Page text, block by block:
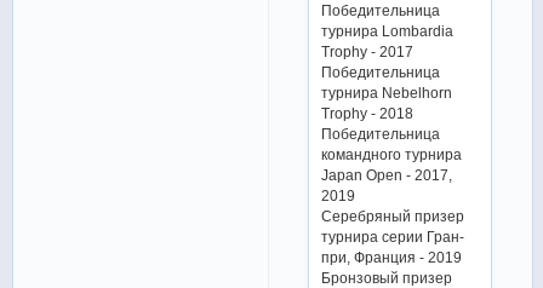
Победительница
турнира Lombardia
Trophy - 2017
Победительница
турнира Nebelhorn
Trophy - 2018
Победительница
командного турнира
Japan Open - 2017,
2019
Серебряный призер
турнира серии Гран-
при, Франция - 2019
Бронзовый призер